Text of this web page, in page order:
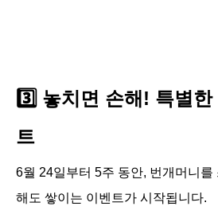
3️⃣ 놓치면 손해! 특별
트
6월 24일부터 5주 동안, 번개머니를
해도 쌓이는 이벤트가 시작됩니다.